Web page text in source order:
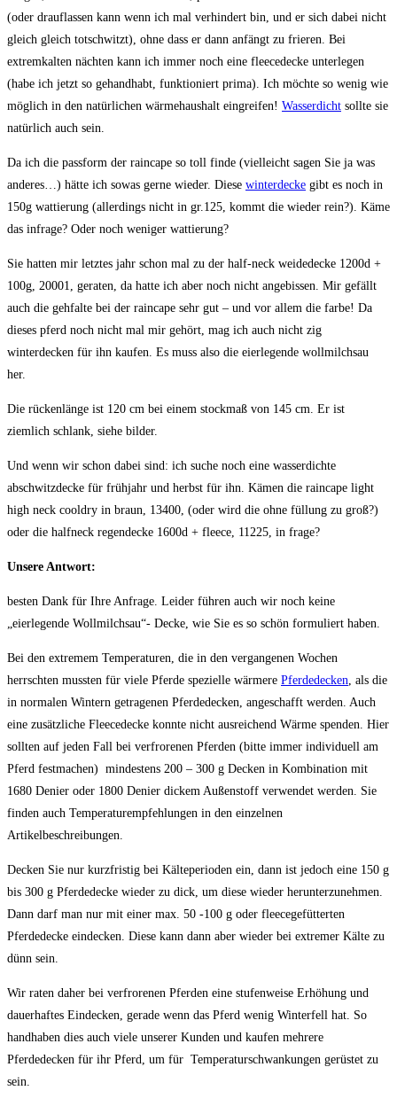
(oder drauflassen kann wenn ich mal verhindert bin, und er sich dabei nicht
gleich gleich totschwitzt), ohne dass er dann anfängt zu frieren. Bei
extremkalten nächten kann ich immer noch eine fleecedecke unterlegen
(habe ich jetzt so gehandhabt, funktioniert prima). Ich möchte so wenig wie
möglich in den natürlichen wärmehaushalt eingreifen! Wasserdicht sollte sie
natürlich auch sein.
Da ich die passform der raincape so toll finde (vielleicht sagen Sie ja was
anderes…) hätte ich sowas gerne wieder. Diese winterdecke gibt es noch in
150g wattierung (allerdings nicht in gr.125, kommt die wieder rein?). Käme
das infrage? Oder noch weniger wattierung?
Sie hatten mir letztes jahr schon mal zu der half-neck weidedecke 1200d +
100g, 20001, geraten, da hatte ich aber noch nicht angebissen. Mir gefällt
auch die gehfalte bei der raincape sehr gut – und vor allem die farbe! Da
dieses pferd noch nicht mal mir gehört, mag ich auch nicht zig
winterdecken für ihn kaufen. Es muss also die eierlegende wollmilchsau
her.
Die rückenlänge ist 120 cm bei einem stockmaß von 145 cm. Er ist
ziemlich schlank, siehe bilder.
Und wenn wir schon dabei sind: ich suche noch eine wasserdichte
abschwitzdecke für frühjahr und herbst für ihn. Kämen die raincape light
high neck cooldry in braun, 13400, (oder wird die ohne füllung zu groß?)
oder die halfneck regendecke 1600d + fleece, 11225, in frage?
Unsere Antwort:
besten Dank für Ihre Anfrage. Leider führen auch wir noch keine
„eierlegende Wollmilchsau“- Decke, wie Sie es so schön formuliert haben.
Bei den extremem Temperaturen, die in den vergangenen Wochen
herrschten mussten für viele Pferde spezielle wärmere Pferdedecken, als die
in normalen Wintern getragenen Pferdedecken, angeschafft werden. Auch
eine zusätzliche Fleecedecke konnte nicht ausreichend Wärme spenden. Hier
sollten auf jeden Fall bei verfrorenen Pferden (bitte immer individuell am
Pferd festmachen) mindestens 200 – 300 g Decken in Kombination mit
1680 Denier oder 1800 Denier dickem Außenstoff verwendet werden. Sie
finden auch Temperaturempfehlungen in den einzelnen
Artikelbeschreibungen.
Decken Sie nur kurzfristig bei Kälteperioden ein, dann ist jedoch eine 150 g
bis 300 g Pferdedecke wieder zu dick, um diese wieder herunterzunehmen.
Dann darf man nur mit einer max. 50 -100 g oder fleecegefütterten
Pferdedecke eindecken. Diese kann dann aber wieder bei extremer Kälte zu
dünn sein.
Wir raten daher bei verfrorenen Pferden eine stufenweise Erhöhung und
dauerhaftes Eindecken, gerade wenn das Pferd wenig Winterfell hat. So
handhaben dies auch viele unserer Kunden und kaufen mehrere
Pferdedecken für ihr Pferd, um für Temperaturschwankungen gerüstet zu
sein.